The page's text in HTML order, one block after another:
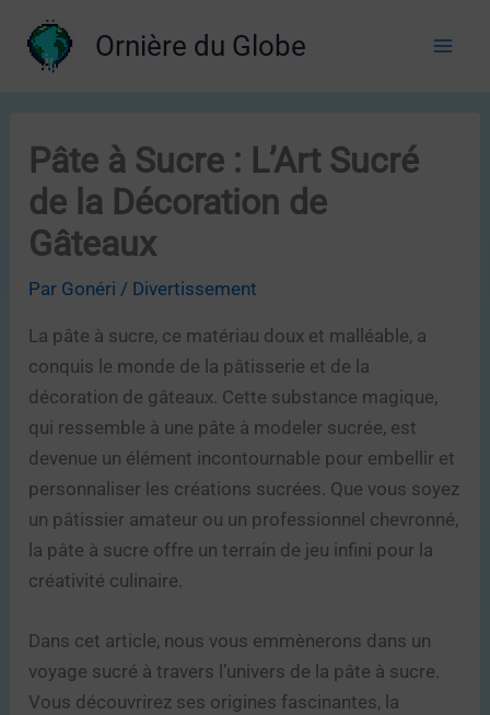
contenu
Ornière du Globe
Pâte à Sucre : L’Art Sucré
de la Décoration de
Gâteaux
Par Gonéri / Divertissement
La pâte à sucre, ce matériau doux et malléable, a
conquis le monde de la pâtisserie et de la
décoration de gâteaux. Cette substance magique,
qui ressemble à une pâte à modeler sucrée, est
devenue un élément incontournable pour embellir et
personnaliser les créations sucrées. Que vous soyez
un pâtissier amateur ou un professionnel chevronné,
la pâte à sucre offre un terrain de jeu infini pour la
créativité culinaire.
Dans cet article, nous vous emmènerons dans un
voyage sucré à travers l’univers de la pâte à sucre.
Vous découvrirez ses origines fascinantes, la